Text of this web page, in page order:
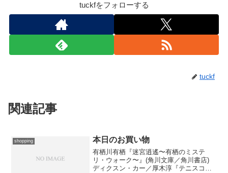
tuckfをフォローする
tuckf
関連記事
shopping 本日のお買い物
有栖川有栖『迷宮逍遙〜有栖のミステ
リ・ウォーク〜』(角川文庫／角川書店)
ディクスン・カー／厚木淳『テニスコー